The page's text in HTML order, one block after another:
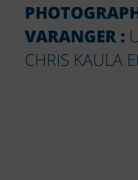
VARANGER :
CHRIS KAULA